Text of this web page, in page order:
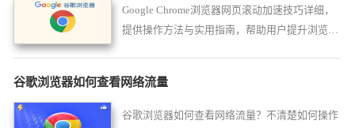
Google Chrome浏览器网页滚动加速技巧详细，
提供操作方法与实用指南，帮助用户提升浏览网
谷歌浏览器如何查看网络流量
谷歌浏览器如何查看网络流量？不清楚如何操作